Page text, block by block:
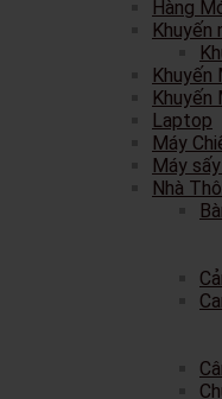
Hàng
Khuyến
Khuyến
Khuyến
Laptop
Máy
Máy
Nhà